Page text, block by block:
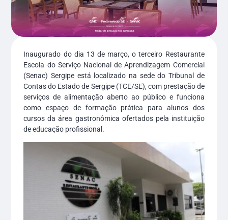
Inaugurado do dia 13 de março, o terceiro Restaurante
Escola do Serviço Nacional de Aprendizagem Comercial
(Senac) Sergipe está localizado na sede do Tribunal de
Contas do Estado de Sergipe (TCE/SE), com prestação de
serviços de alimentação aberto ao público e funciona
como espaço de formação prática para alunos dos
cursos da área gastronômica ofertados pela instituição
de educação profissional.